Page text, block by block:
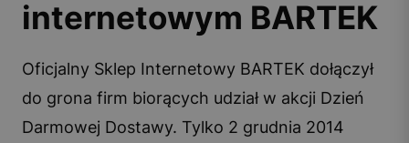
internetowym BARTEK
Oficjalny Sklep Internetowy BARTEK dołączył
do grona firm biorących udział w akcji Dzień
Darmowej Dostawy. Tylko 2 grudnia 2014